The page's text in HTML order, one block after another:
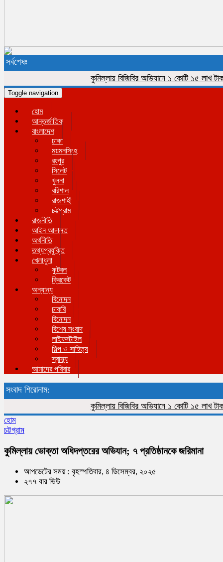
সর্বশেষঃ
কুমিল্লায় বিজিবির অভিযানে ১ কোটি ১৫ লাখ টাকার
Toggle navigation
হোম
আন্তর্জাতিক
বাংলাদেশ
ঢাকা
ময়মনসিংহ
রংপুর
সিলেট
খুলনা
বরিশাল
রাজশাহী
চট্টগ্রাম
রাজনীতি
আইন আদালত
অর্থনীতি
তথ্যপ্রযুক্তি
খেলাধুলা
ফুটবল
ক্রিকেট
অন্যান্য
বিনোদন
চাকরি
বিনোদন
বিশেষ সংবাদ
লাইফস্টাইল
শিল্প ও সাহিত্য
স্বাস্থ্য
আমাদের পরিবার
সংবাদ শিরোনাম:
কুমিল্লায় বিজিবির অভিযানে ১ কোটি ১৫ লাখ টাকার
হোম
চট্টগ্রাম
কুমিল্লায় ভোক্তা অধিদপ্তরের অভিযান; ৭ প্রতিষ্ঠানকে জরিমানা
আপডেটের সময় : বৃহস্পতিবার, ৪ ডিসেম্বর, ২০২৫
২৭৭ বার ভিউ